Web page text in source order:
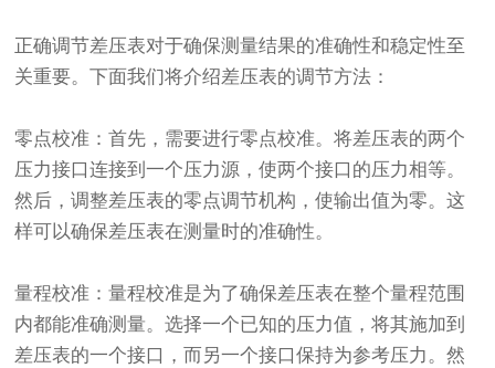
正确调节差压表对于确保测量结果的准确性和稳定性至
关重要。下面我们将介绍差压表的调节方法：
零点校准：首先，需要进行零点校准。将差压表的两个
压力接口连接到一个压力源，使两个接口的压力相等。
然后，调整差压表的零点调节机构，使输出值为零。这
样可以确保差压表在测量时的准确性。
量程校准：量程校准是为了确保差压表在整个量程范围
内都能准确测量。选择一个已知的压力值，将其施加到
差压表的一个接口，而另一个接口保持为参考压力。然